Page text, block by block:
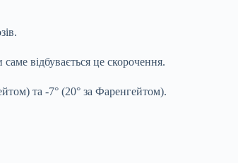
відбувається це скорочення.
та -7° (20° за Фаренгейтом).